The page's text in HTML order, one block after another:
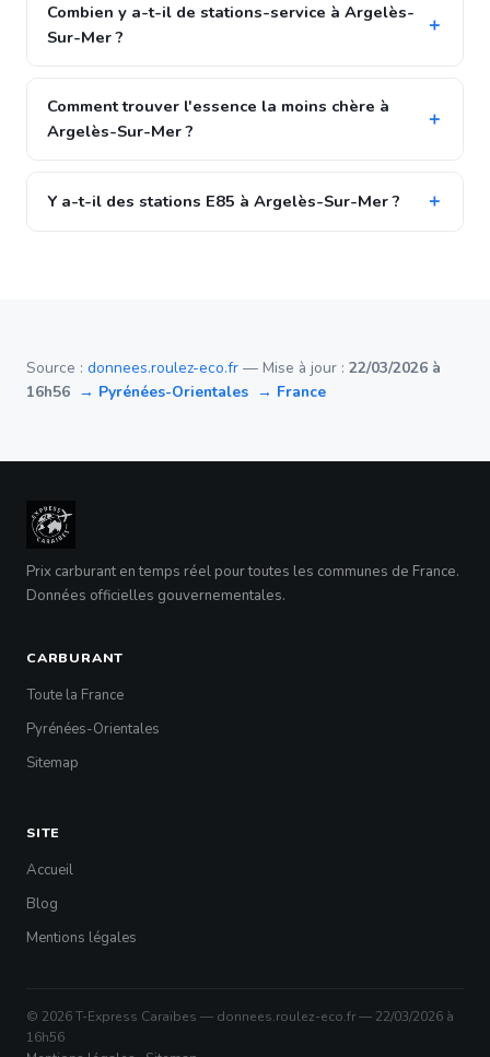
Combien y a-t-il de stations-service à Argelès-
Sur-Mer ?
Comment trouver l'essence la moins chère à
Argelès-Sur-Mer ?
Y a-t-il des stations E85 à Argelès-Sur-Mer ?
Source : donnees.roulez-eco.fr — Mise à jour : 22/03/2026 à
16h56 → Pyrénées-Orientales → France
Prix carburant en temps réel pour toutes les communes de France.
Données officielles gouvernementales.
CARBURANT
Toute la France
Pyrénées-Orientales
Sitemap
SITE
Accueil
Blog
Mentions légales
© 2026 T-Express Caraïbes — donnees.roulez-eco.fr — 22/03/2026 à
16h56